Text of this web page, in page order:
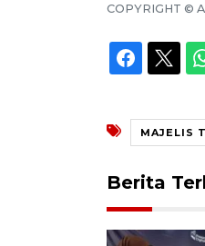
COPYRIGHT ©
MAJELIS
Berita